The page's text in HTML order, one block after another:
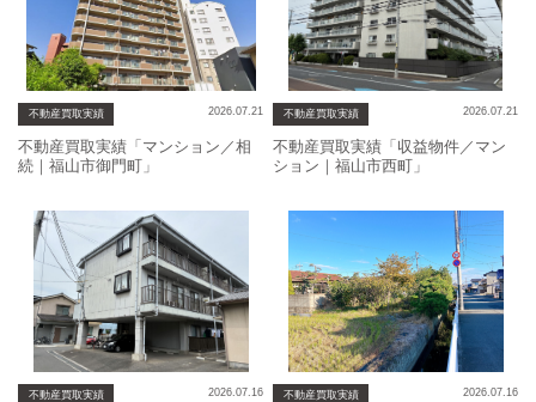
不動産買取実績 2026.07.21
不動産買取実績「マンション／相
続｜福山市御門町」
不動産買取実績 2026.07.21
不動産買取実績「収益物件／マン
ション｜福山市西町」
不動産買取実績 2026.07.16 不動産買取実績 2026.07.16